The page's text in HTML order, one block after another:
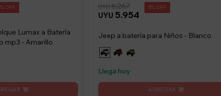
Lumax a Batería
mp3 - Amarillo
UYU 5.954
UYU 6.267 5
Jeep a batería para Niños - Blanco
Llega hoy